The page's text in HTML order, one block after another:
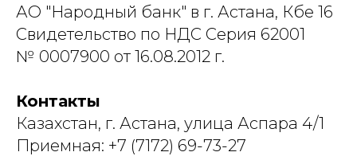
АО "Народный банк" в г. Астана, Кбе 16
Свидетельство по НДС Серия 62001
№ 0007900 от 16.08.2012 г.
Контакты
Казахстан, г. Астана, улица Аспара 4/1
Приемная: +7 (7172) 69-73-27